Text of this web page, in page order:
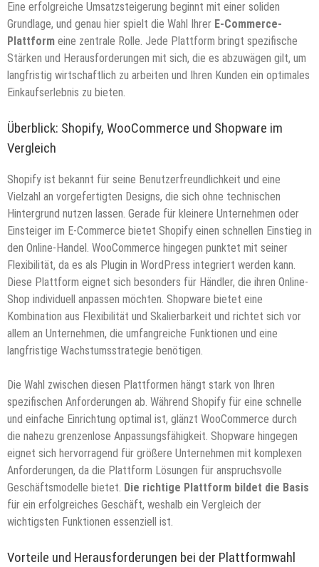
Eine erfolgreiche Umsatzsteigerung beginnt mit einer soliden
Grundlage, und genau hier spielt die Wahl Ihrer E-Commerce-
Plattform eine zentrale Rolle. Jede Plattform bringt spezifische
Stärken und Herausforderungen mit sich, die es abzuwägen gilt, um
langfristig wirtschaftlich zu arbeiten und Ihren Kunden ein optimales
Einkaufserlebnis zu bieten.
Überblick: Shopify, WooCommerce und Shopware im
Vergleich
Shopify ist bekannt für seine Benutzerfreundlichkeit und eine
Vielzahl an vorgefertigten Designs, die sich ohne technischen
Hintergrund nutzen lassen. Gerade für kleinere Unternehmen oder
Einsteiger im E-Commerce bietet Shopify einen schnellen Einstieg in
den Online-Handel. WooCommerce hingegen punktet mit seiner
Flexibilität, da es als Plugin in WordPress integriert werden kann.
Diese Plattform eignet sich besonders für Händler, die ihren Online-
Shop individuell anpassen möchten. Shopware bietet eine
Kombination aus Flexibilität und Skalierbarkeit und richtet sich vor
allem an Unternehmen, die umfangreiche Funktionen und eine
langfristige Wachstumsstrategie benötigen.
Die Wahl zwischen diesen Plattformen hängt stark von Ihren
spezifischen Anforderungen ab. Während Shopify für eine schnelle
und einfache Einrichtung optimal ist, glänzt WooCommerce durch
die nahezu grenzenlose Anpassungsfähigkeit. Shopware hingegen
eignet sich hervorragend für größere Unternehmen mit komplexen
Anforderungen, da die Plattform Lösungen für anspruchsvolle
Geschäftsmodelle bietet. Die richtige Plattform bildet die Basis
für ein erfolgreiches Geschäft, weshalb ein Vergleich der
wichtigsten Funktionen essenziell ist.
Vorteile und Herausforderungen bei der Plattformwahl